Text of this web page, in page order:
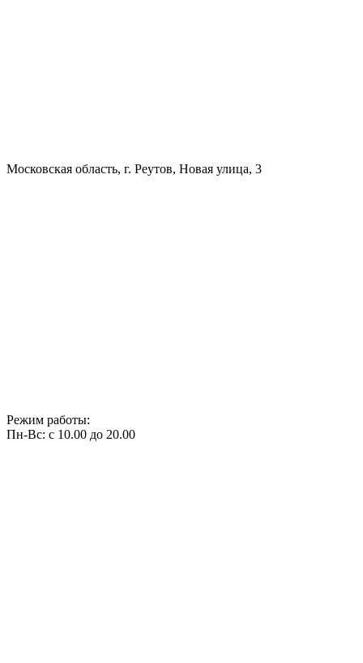
Московская область, г. Реутов, Новая улица, 3
Режим работы:
Пн-Вс: с 10.00 до 20.00